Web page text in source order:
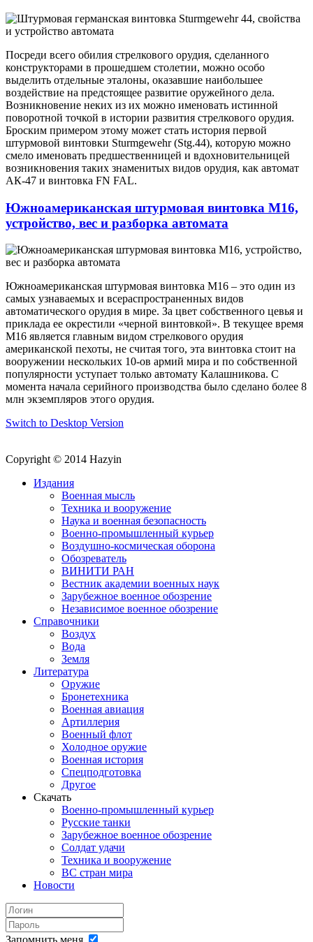
Посреди всего обилия стрелкового орудия, сделанного
конструкторами в прошедшем столетии, можно особо
выделить отдельные эталоны, оказавшие наибольшее
воздействие на предстоящее развитие оружейного дела.
Возникновение неких из их можно именовать истинной
поворотной точкой в истории развития стрелкового орудия.
Броским примером этому может стать история первой
штурмовой винтовки Sturmgewehr (Stg.44), которую можно
смело именовать предшественницей и вдохновительницей
возникновения таких знаменитых видов орудия, как автомат
АК-47 и винтовка FN FAL.
Южноамериканская штурмовая винтовка М16,
устройство, вес и разборка автомата
Южноамериканская штурмовая винтовка М16 – это один из
самых узнаваемых и всераспространенных видов
автоматического орудия в мире. За цвет собственного цевья и
приклада ее окрестили «черной винтовкой». В текущее время
М16 является главным видом стрелкового орудия
американской пехоты, не считая того, эта винтовка стоит на
вооружении нескольких 10-ов армий мира и по собственной
популярности уступает только автомату Калашникова. С
момента начала серийного производства было сделано более 8
млн экземпляров этого орудия.
Switch to Desktop Version
Copyright © 2014 Hazyin
Издания
Военная мысль
Техника и вооружение
Наука и военная безопасность
Военно-промышленный курьер
Воздушно-космическая оборона
Обозреватель
ВИНИТИ РАН
Вестник академии военных наук
Зарубежное военное обозрение
Независимое военное обозрение
Справочники
Воздух
Вода
Земля
Литература
Оружие
Бронетехника
Военная авиация
Артиллерия
Военный флот
Холодное оружие
Военная история
Спецподготовка
Другое
Скачать
Военно-промышленный курьер
Русские танки
Зарубежное военное обозрение
Солдат удачи
Техника и вооружение
ВС стран мира
Новости